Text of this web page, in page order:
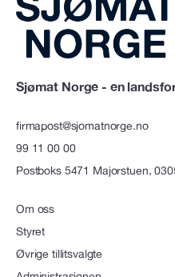
Sjømat Norge - en
firmapost@sjomatnorge.no
99 11 00 00
Postboks 5471 Majorstuen,
Om oss
Styret
Øvrige tillitsvalgte